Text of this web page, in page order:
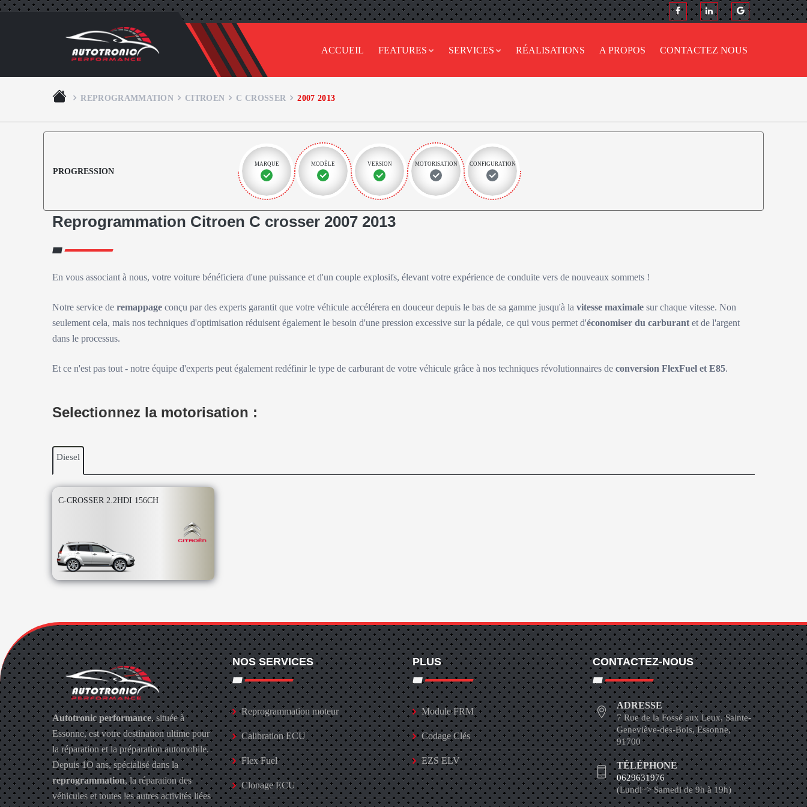
ACCUEIL FEATURES SERVICES RÉALISATIONS A PROPOS CONTACTEZ NOUS
REPROGRAMMATION CITROEN C CROSSER 2007 2013
PROGRESSION
MARQUE MODÈLE VERSION MOTORISATION CONFIGURATION
Reprogrammation Citroen C crosser 2007 2013
En vous associant à nous, votre voiture bénéficiera d'une puissance et d'un couple explosifs, élevant votre expérience de conduite vers de nouveaux sommets !
Notre service de remappage conçu par des experts garantit que votre véhicule accélérera en douceur depuis le bas de sa gamme jusqu'à la vitesse maximale sur chaque vitesse. Non
seulement cela, mais nos techniques d'optimisation réduisent également le besoin d'une pression excessive sur la pédale, ce qui vous permet d'économiser du carburant et de l'argent
dans le processus.
Et ce n'est pas tout - notre équipe d'experts peut également redéfinir le type de carburant de votre véhicule grâce à nos techniques révolutionnaires de conversion FlexFuel et E85.
Selectionnez la motorisation :
Diesel
C-CROSSER 2.2HDI 156CH
Autotronic performance, située à
Essonne, est votre destination ultime pour
la réparation et la préparation automobile.
Depuis 1O ans, spécialisé dans la
reprogrammation, la réparation des
véhicules et toutes les autres activités liées
NOS SERVICES
Reprogrammation moteur
Calibration ECU
Flex Fuel
Clonage ECU
PLUS
Module FRM
Codage Clés
EZS ELV
CONTACTEZ-NOUS
ADRESSE
7 Rue de la Fossé aux Leux, Sainte-
Geneviève-des-Bois, Essonne,
91700
TÉLÉPHONE
0629631976
(Lundi=> Samedi de 9h à 19h)